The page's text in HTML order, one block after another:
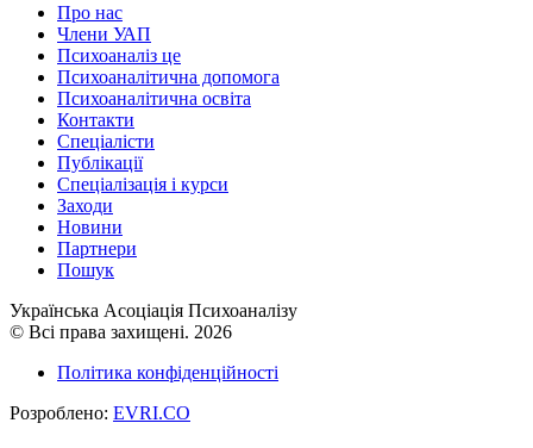
Про нас
Члени УАП
Психоаналіз це
Психоаналітична допомога
Психоаналітична освіта
Контакти
Спеціалісти
Публікації
Cпеціалізація і курси
Заходи
Новини
Партнери
Пошук
Українська Асоціація Психоаналізу
© Всі права захищені. 2026
Політика конфіденційності
Розроблено: EVRI.CO